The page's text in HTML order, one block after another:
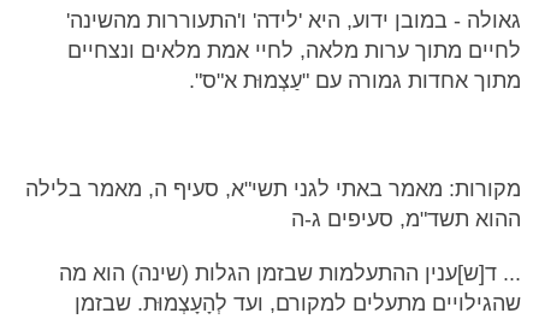
גאולה - במובן ידוע, היא 'לידה' ו'התעוררות מהשינה'
לחיים מתוך ערות מלאה, לחיי אמת מלאים ונצחיים
מתוך אחדות גמורה עם "עַצְמוּת א"ס".
מקורות: מאמר באתי לגני תשי"א, סעיף ה, מאמר בלילה
ההוא תשד"מ, סעיפים ג-ה
... ד[ש]ענין ההתעלמות שבזמן הגלות (שינה) הוא מה
שהגילויים מתעלים למקורם, ועד לְהָעָצְמוּת. שבזמן